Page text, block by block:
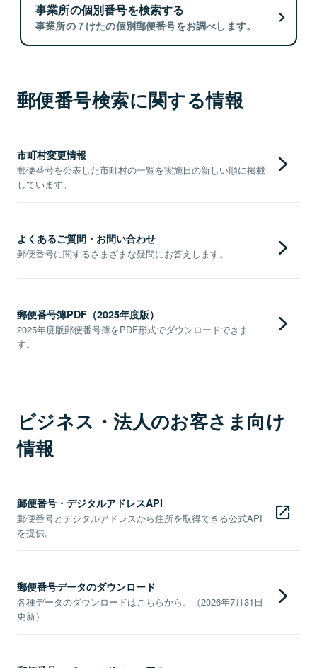
事業所の個別番号を検索する
事業所の７けたの個別郵便番号をお調べします。
郵便番号検索に関する情報
市町村変更情報
郵便番号を公表した市町村の一覧を実施日の新しい順に掲載
しています。
よくあるご質問・お問い合わせ
郵便番号に関するさまざまな疑問にお答えします。
郵便番号簿PDF（2025年度版）
2025年度版郵便番号簿をPDF形式でダウンロードできま
す。
ビジネス・法人のお客さま向け
情報
郵便番号・デジタルアドレスAPI
郵便番号とデジタルアドレスから住所を取得できる公式API
を提供。
郵便番号データのダウンロード
各種データのダウンロードはこちらから。（2026年7月31日
更新）